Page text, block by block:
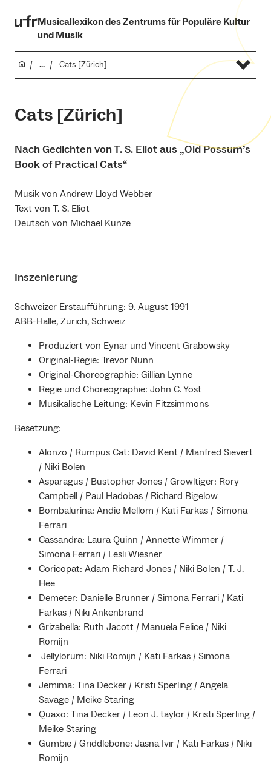
Musicallexikon des Zentrums für Populäre Kultur
und Musik
... Cats [Zürich]
Cats [Zürich]
Nach Gedichten von T. S. Eliot aus „Old Possum’s
Book of Practical Cats“
Musik von Andrew Lloyd Webber
Text von T. S. Eliot
Deutsch von Michael Kunze
Inszenierung
Schweizer Erstaufführung: 9. August 1991
ABB-Halle, Zürich, Schweiz
Produziert von Eynar und Vincent Grabowsky
Original-Regie: Trevor Nunn
Original-Choreographie: Gillian Lynne
Regie und Choreographie: John C. Yost
Musikalische Leitung: Kevin Fitzsimmons
Besetzung:
Alonzo / Rumpus Cat: David Kent / Manfred Sievert
/ Niki Bolen
Asparagus / Bustopher Jones / Growltiger: Rory
Campbell / Paul Hadobas / Richard Bigelow
Bombalurina: Andie Mellom / Kati Farkas / Simona
Ferrari
Cassandra: Laura Quinn / Annette Wimmer /
Simona Ferrari / Lesli Wiesner
Coricopat: Adam Richard Jones / Niki Bolen / T. J.
Hee
Demeter: Danielle Brunner / Simona Ferrari / Kati
Farkas / Niki Ankenbrand
Grizabella: Ruth Jacott / Manuela Felice / Niki
Romijn
Jellylorum: Niki Romijn / Kati Farkas / Simona
Ferrari
Jemima: Tina Decker / Kristi Sperling / Angela
Savage / Meike Staring
Quaxo: Tina Decker / Leon J. taylor / Kristi Sperling /
Meike Staring
Gumbie / Griddlebone: Jasna Ivir / Kati Farkas / Niki
Romijn